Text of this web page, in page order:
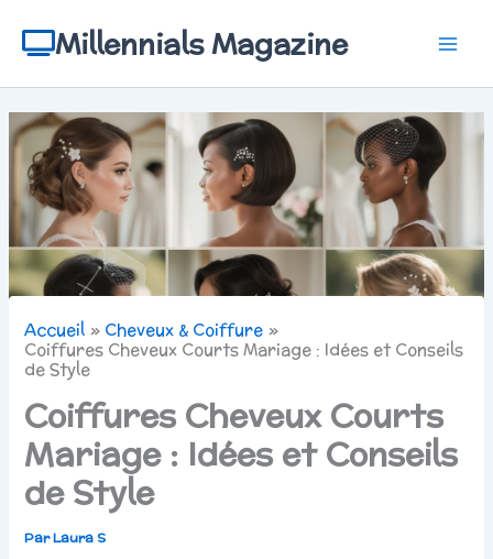
contenuMillennials Magazine
Accueil
Cheveux & Coiffure
Coiffures Cheveux Courts Mariage : Idées et Conseils
de Style
Coiffures Cheveux Courts
Mariage : Idées et Conseils
de Style
ParLaura S